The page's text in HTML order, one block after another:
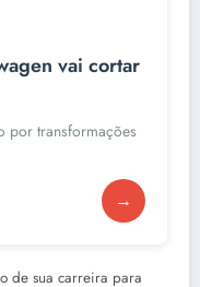
vai cortar
por transformações
→
de sua carreira para